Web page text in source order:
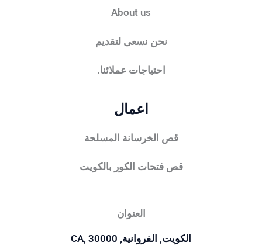
About us
نحن نسعى لتقديم
احتياجات عملائنا.
اعمال
قص الخرسانة المسلحة
قص فتحات الكور بالكويت
العنوان
الكويت, الفروانية, CA, 30000